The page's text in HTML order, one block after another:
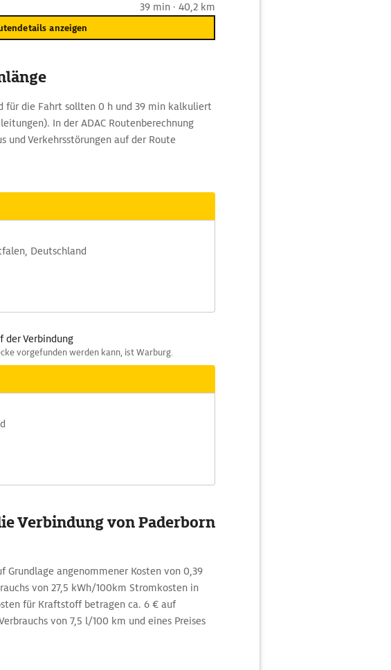
39 min · 40,2 km
anzeigen
für die Fahrt sollten 0 h und 39 min kalkuliert
In der ADAC Routenberechnung
und Verkehrsstörungen auf der Route
Deutschland
der Verbindung
vorgefunden werden kann, ist Warburg.
Verbindung von Paderborn
Grundlage angenommener Kosten von 0,39
von 27,5 kWh/100km Stromkosten in
für Kraftstoff betragen ca. 6 € auf
von 7,5 l/100 km und eines Preises